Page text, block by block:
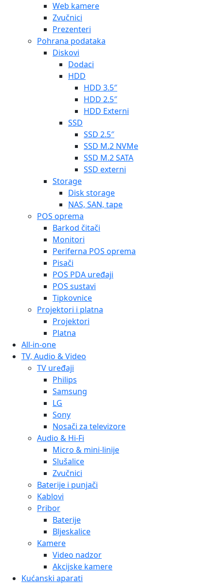
Web kamere
Zvučnici
Prezenteri
Pohrana podataka
Diskovi
Dodaci
HDD
HDD 3.5″
HDD 2.5″
HDD Externi
SSD
SSD 2.5″
SSD M.2 NVMe
SSD M.2 SATA
SSD externi
Storage
Disk storage
NAS, SAN, tape
POS oprema
Barkod čitači
Monitori
Periferna POS oprema
Pisači
POS PDA uređaji
POS sustavi
Tipkovnice
Projektori i platna
Projektori
Platna
All-in-one
TV, Audio & Video
TV uređaji
Philips
Samsung
LG
Sony
Nosači za televizore
Audio & Hi-Fi
Micro & mini-linije
Slušalice
Zvučnici
Baterije i punjači
Kablovi
Pribor
Baterije
Bljeskalice
Kamere
Video nadzor
Akcijske kamere
Kućanski aparati